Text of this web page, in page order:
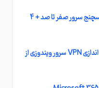
بهترین دوره آموزش اکسچنج سرور صفر تا صد + 4
بهترین دوره آموزش راه اندازی VPN سرور ویندوزی از